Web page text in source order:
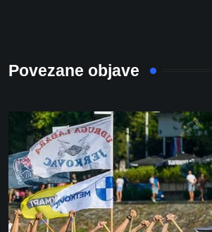
Povezane objave